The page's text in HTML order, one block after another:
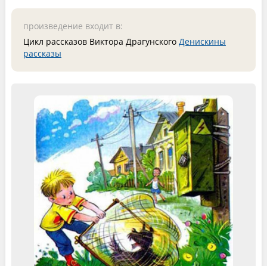
произведение входит в:
Цикл рассказов Виктора Драгунского Денискины
рассказы